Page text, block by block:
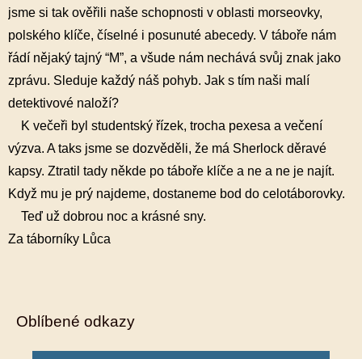
jsme si tak ověřili naše schopnosti v oblasti morseovky,
polského klíče, číselné i posunuté abecedy. V táboře nám
řádí nějaký tajný “M”, a všude nám nechává svůj znak jako
zprávu. Sleduje každý náš pohyb. Jak s tím naši malí
detektivové naloží?
K večeři byl studentský řízek, trocha pexesa a večení
výzva. A taks jsme se dozvěděli, že má Sherlock děravé
kapsy. Ztratil tady někde po táboře klíče a ne a ne je najít.
Když mu je prý najdeme, dostaneme bod do celotáborovky.
Teď už dobrou noc a krásné sny.
Za táborníky Lůca
Oblíbené odkazy